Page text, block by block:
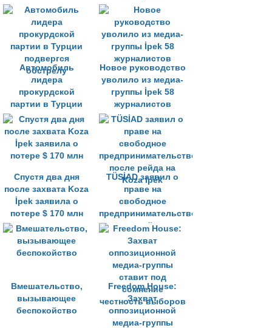
Автомобиль
лидера
прокурдской
партии в Турции
подвергся
обстрелу
Новое руководство
уволило из медиа-
группы İpek 58
журналистов
Спустя два дня
после захвата Koza
İpek заявила о
потере $ 170 млн
TÜSİAD заявил о
праве на
свободное
предпринимательство
после рейда на
Koza Ipek
Вмешательство,
вызывающее
беспокойство
Freedom House:
Захват
оппозиционной
медиа-группы